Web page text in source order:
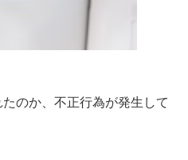
のか、不正行為が発生して